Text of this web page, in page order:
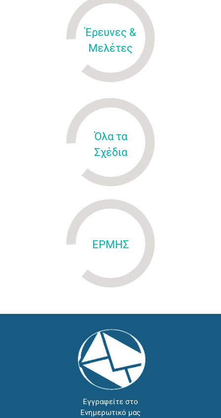
Έρευνες &
Μελέτες
Όλα τα
Σχέδια
ΕΡΜΗΣ
Εγγραφείτε στο
Ενημερωτικό μας